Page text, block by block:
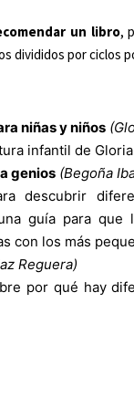
un libro,
divididos por ciclos
niñas y niños
infantil de
genios (Begoña
descubrir
guía para
con los más
Reguera)
por qué hay